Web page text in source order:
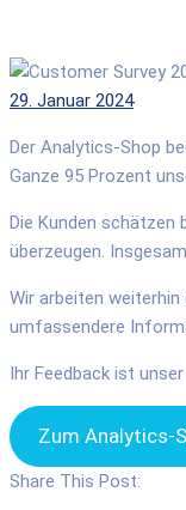
Posted
29. Januar 2024
Der Analytics-Shop
Ganze 95 Prozent
Die Kunden
überzeugen.
Wir arbeiten
umfassendere
Ihr Feedback ist
Zum Analytics-
Share This Post: